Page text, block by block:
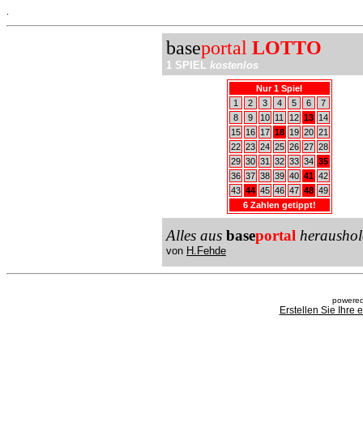
baseportal LOTTO
1 SPIEL kostenlos
Nur 1 Spiel
1
2 3 4 5 6
7
8
9 10 11 12 13
14
15
16 17 18 19 20 21
22 23 24 25 26 27 28
29 30 31 32 33 34 35
36 37 38 39 40 41 42
43 44 45 46 47 48 49
6 Zahlen getippt!
Alles aus baseportal
von H.Fehde
Erstellen Sie Ihre